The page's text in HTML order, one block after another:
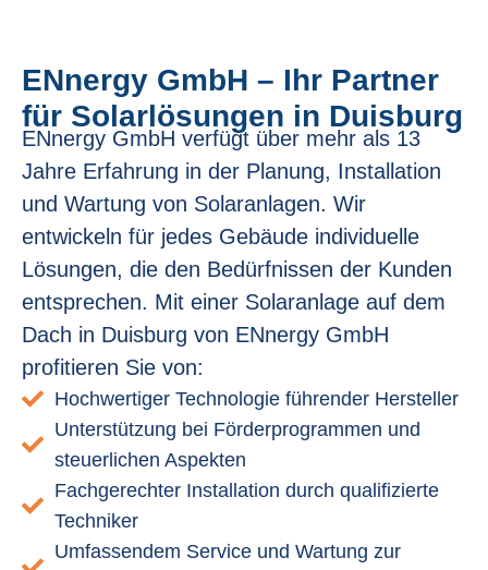
ENnergy GmbH – Ihr Partner
für Solarlösungen in Duisburg
ENnergy GmbH verfügt über mehr als 13
Jahre Erfahrung in der Planung, Installation
und Wartung von Solaranlagen. Wir
entwickeln für jedes Gebäude individuelle
Lösungen, die den Bedürfnissen der Kunden
entsprechen. Mit einer Solaranlage auf dem
Dach in Duisburg von ENnergy GmbH
profitieren Sie von:
Hochwertiger Technologie führender Hersteller
Unterstützung bei Förderprogrammen und
steuerlichen Aspekten
Fachgerechter Installation durch qualifizierte
Techniker
Umfassendem Service und Wartung zur